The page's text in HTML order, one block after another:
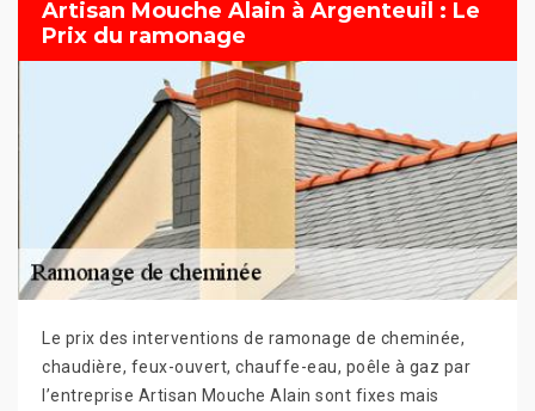
Artisan Mouche Alain à Argenteuil : Le
Prix du ramonage
Le prix des interventions de ramonage de cheminée,
chaudière, feux-ouvert, chauffe-eau, poêle à gaz par
l’entreprise Artisan Mouche Alain sont fixes mais